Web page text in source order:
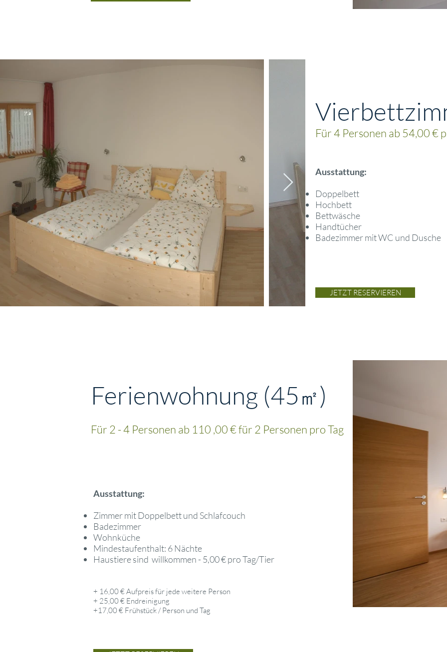
Für 4 Personen ab 54,00 €
Ausstattung:
Doppelbett
Hochbett
Bettwäsche
Handtücher
Badezimmer mit WC und Dusche
JETZT RESERVIEREN
Ferienwohnung (45 ㎡)
Für 2 - 4 Personen ab 110 ,00 € für 2 Personen pro Tag
Ausstattung:
Zimmer mit Doppelbett und Schlafcouch
Badezimmer
Wohnküche
Mindestaufenthalt: 6 Nächte
Haustiere sind willkommen - 5,00 € pro Tag/Tier
+ 16,00 € Aufpreis für jede weitere Person
+ 25,00 € Endreinigung
+17,00 € Frühstück / Person und Tag